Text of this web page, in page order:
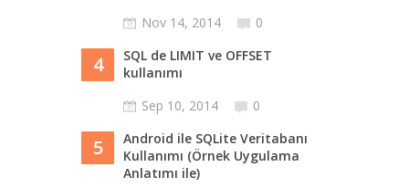
Nov 14, 2014
0
4
SQL de LIMIT ve OFFSET
kullanımı
Sep 10, 2014
0
5
Android ile SQLite Veritabanı
Kullanımı (Örnek Uygulama
Anlatımı ile)